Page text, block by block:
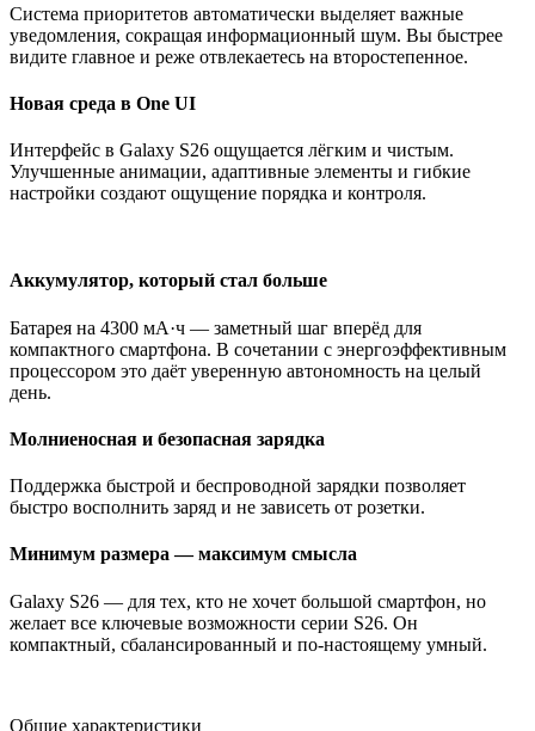
Система приоритетов автоматически выделяет важные
уведомления, сокращая информационный шум. Вы быстрее
видите главное и реже отвлекаетесь на второстепенное.
Новая среда в One UI
Интерфейс в Galaxy S26 ощущается лёгким и чистым.
Улучшенные анимации, адаптивные элементы и гибкие
настройки создают ощущение порядка и контроля.
Аккумулятор, который стал больше
Батарея на 4300 мА·ч — заметный шаг вперёд для
компактного смартфона. В сочетании с энергоэффективным
процессором это даёт уверенную автономность на целый
день.
Молниеносная и безопасная зарядка
Поддержка быстрой и беспроводной зарядки позволяет
быстро восполнить заряд и не зависеть от розетки.
Минимум размера — максимум смысла
Galaxy S26 — для тех, кто не хочет большой смартфон, но
желает все ключевые возможности серии S26. Он
компактный, сбалансированный и по-настоящему умный.
Общие характеристики